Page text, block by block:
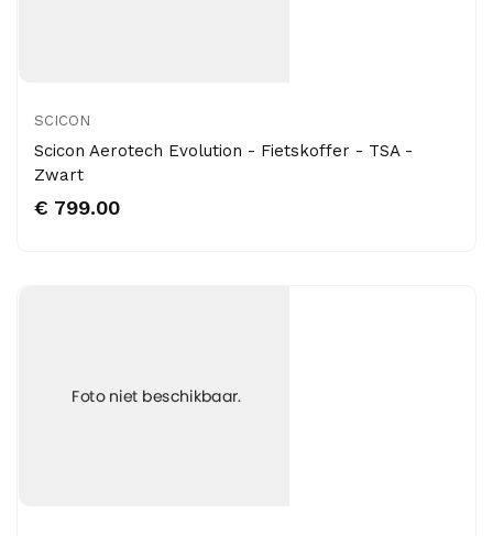
SCICON
Scicon Aerotech Evolution - Fietskoffer - TSA -
Zwart
€ 799.00